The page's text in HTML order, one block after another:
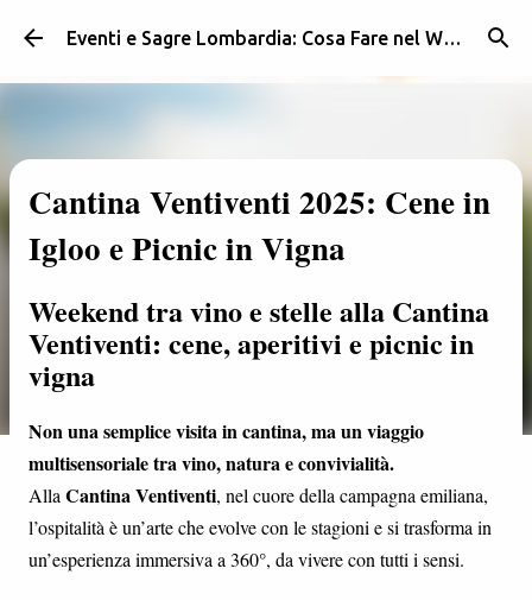
Passa ai contenuti principali Eventi e Sagre Lombardia: Cosa Fare nel Weekend | Weekendidea
Cantina Ventiventi 2025: Cene in
Igloo e Picnic in Vigna
Weekend tra vino e stelle alla Cantina
Ventiventi: cene, aperitivi e picnic in
vigna
Non una semplice visita in cantina, ma un viaggio
multisensoriale tra vino, natura e convivialità.
Alla Cantina Ventiventi, nel cuore della campagna emiliana,
l’ospitalità è un’arte che evolve con le stagioni e si trasforma in
un’esperienza immersiva a 360°, da vivere con tutti i sensi.